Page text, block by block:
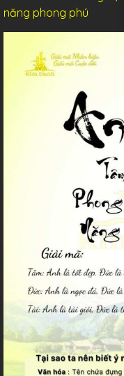
năng phong phú